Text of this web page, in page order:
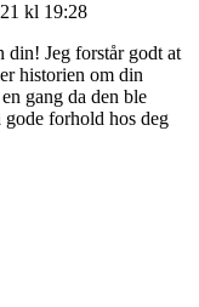
kl 19:28
din! Jeg forstår godt at
historien om din
gang da den ble
forhold hos deg